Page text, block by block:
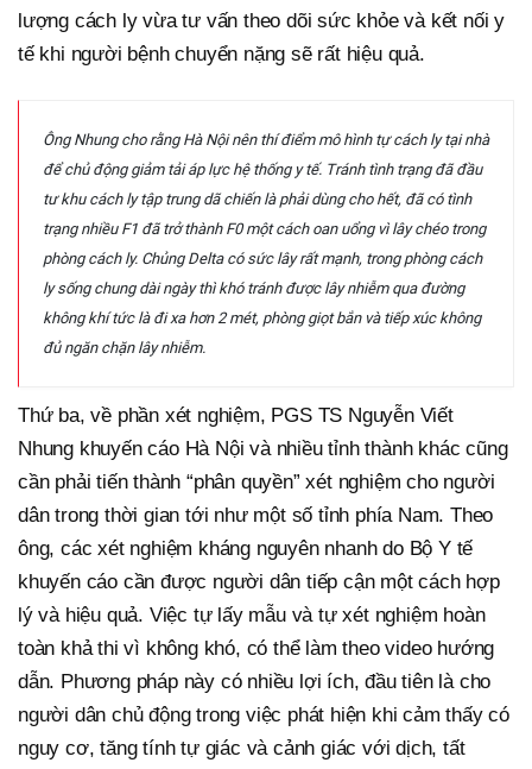
lượng cách ly vừa tư vấn theo dõi sức khỏe và kết nối y
tế khi người bệnh chuyển nặng sẽ rất hiệu quả.
Ông Nhung cho rằng Hà Nội nên thí điểm mô hình tự cách ly tại nhà
để chủ động giảm tải áp lực hệ thống y tế. Tránh tình trạng đã đầu
tư khu cách ly tập trung dã chiến là phải dùng cho hết, đã có tình
trạng nhiều F1 đã trở thành F0 một cách oan uổng vì lây chéo trong
phòng cách ly. Chủng Delta có sức lây rất mạnh, trong phòng cách
ly sống chung dài ngày thì khó tránh được lây nhiễm qua đường
không khí tức là đi xa hơn 2 mét, phòng giọt bắn và tiếp xúc không
đủ ngăn chặn lây nhiễm.
Thứ ba, về phần xét nghiệm, PGS TS Nguyễn Viết
Nhung khuyến cáo Hà Nội và nhiều tỉnh thành khác cũng
cần phải tiến thành “phân quyền” xét nghiệm cho người
dân trong thời gian tới như một số tỉnh phía Nam. Theo
ông, các xét nghiệm kháng nguyên nhanh do Bộ Y tế
khuyến cáo cần được người dân tiếp cận một cách hợp
lý và hiệu quả. Việc tự lấy mẫu và tự xét nghiệm hoàn
toàn khả thi vì không khó, có thể làm theo video hướng
dẫn. Phương pháp này có nhiều lợi ích, đầu tiên là cho
người dân chủ động trong việc phát hiện khi cảm thấy có
nguy cơ, tăng tính tự giác và cảnh giác với dịch, tất